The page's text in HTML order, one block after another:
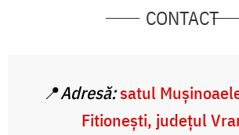
CONTACT
📍Adresă: satul
Fitionești, județul